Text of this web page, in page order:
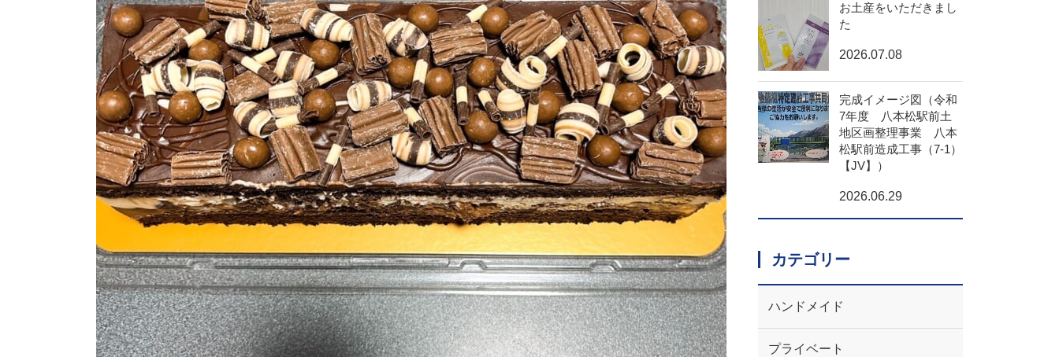
お土産をいただきまし
た
2026.07.08
完成イメージ図（令和
7年度 八本松駅前土
地区画整理事業 八本
松駅前造成工事（7-1）
【JV】）
2026.06.29
カテゴリー
ハンドメイド
プライベート